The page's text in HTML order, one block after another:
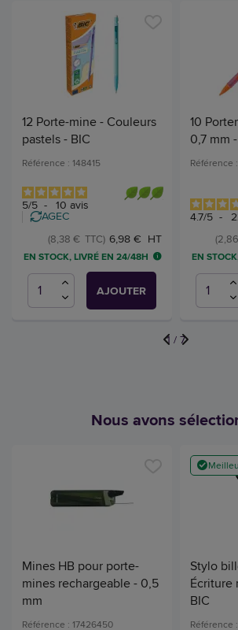
12 Porte-mine - Couleurs
pastels - BIC
Référence : 148415
5/5 - 10 avis
AGEC
6,98 € HT
(8,38 € TTC)
EN STOCK, LIVRÉ EN 24/48H
AJOUTER
10
0,7 mm
Référence
4.7/5 -
EN
1 / 7
Nous avons
Mines HB pour porte-
mines rechargeable - 0,5
mm
Référence : 17426450
Stylo
Écriture
BIC
Référence